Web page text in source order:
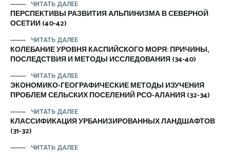
ЧИТАТЬ ДАЛЕЕ
ПЕРСПЕКТИВЫ РАЗВИТИЯ АЛЬПИНИЗМА В СЕВЕРНОЙ
ОСЕТИИ (40-42)
ЧИТАТЬ ДАЛЕЕ
КОЛЕБАНИЕ УРОВНЯ КАСПИЙСКОГО МОРЯ: ПРИЧИНЫ,
ПОСЛЕДСТВИЯ И МЕТОДЫ ИССЛЕДОВАНИЯ (34-40)
ЧИТАТЬ ДАЛЕЕ
ЭКОНОМИКО-ГЕОГРАФИЧЕСКИЕ МЕТОДЫ ИЗУЧЕНИЯ
ПРОБЛЕМ СЕЛЬСКИХ ПОСЕЛЕНИЙ РСО-АЛАНИЯ (32-34)
ЧИТАТЬ ДАЛЕЕ
КЛАССИФИКАЦИЯ УРБАНИЗИРОВАННЫХ ЛАНДШАФТОВ
(31-32)
ЧИТАТЬ ДАЛЕЕ